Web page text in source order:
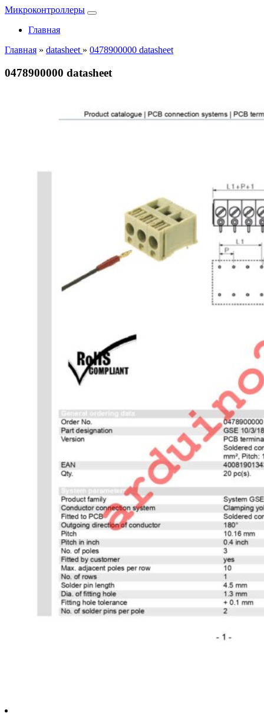
Микроконтроллеры
Главная
Главная » datasheet » 0478900000 datasheet
0478900000 datasheet